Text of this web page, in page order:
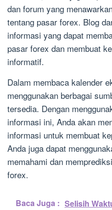
dan forum yang
tentang pasar forex. Blog
informasi yang dapat
pasar forex dan membuat
informatif.
Dalam membaca kalender
menggunakan berbagai
tersedia. Dengan
informasi ini, Anda akan
informasi untuk membuat
Anda juga dapat
memahami dan
forex.
Baca Juga : Selisih